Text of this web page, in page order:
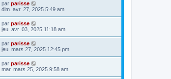
par parisse
dim. avr. 27, 2025 5:49 am
par parisse
jeu. avr. 03, 2025 11:18 am
par parisse
jeu. mars 27, 2025 12:45 pm
par parisse
mar. mars 25, 2025 9:58 am